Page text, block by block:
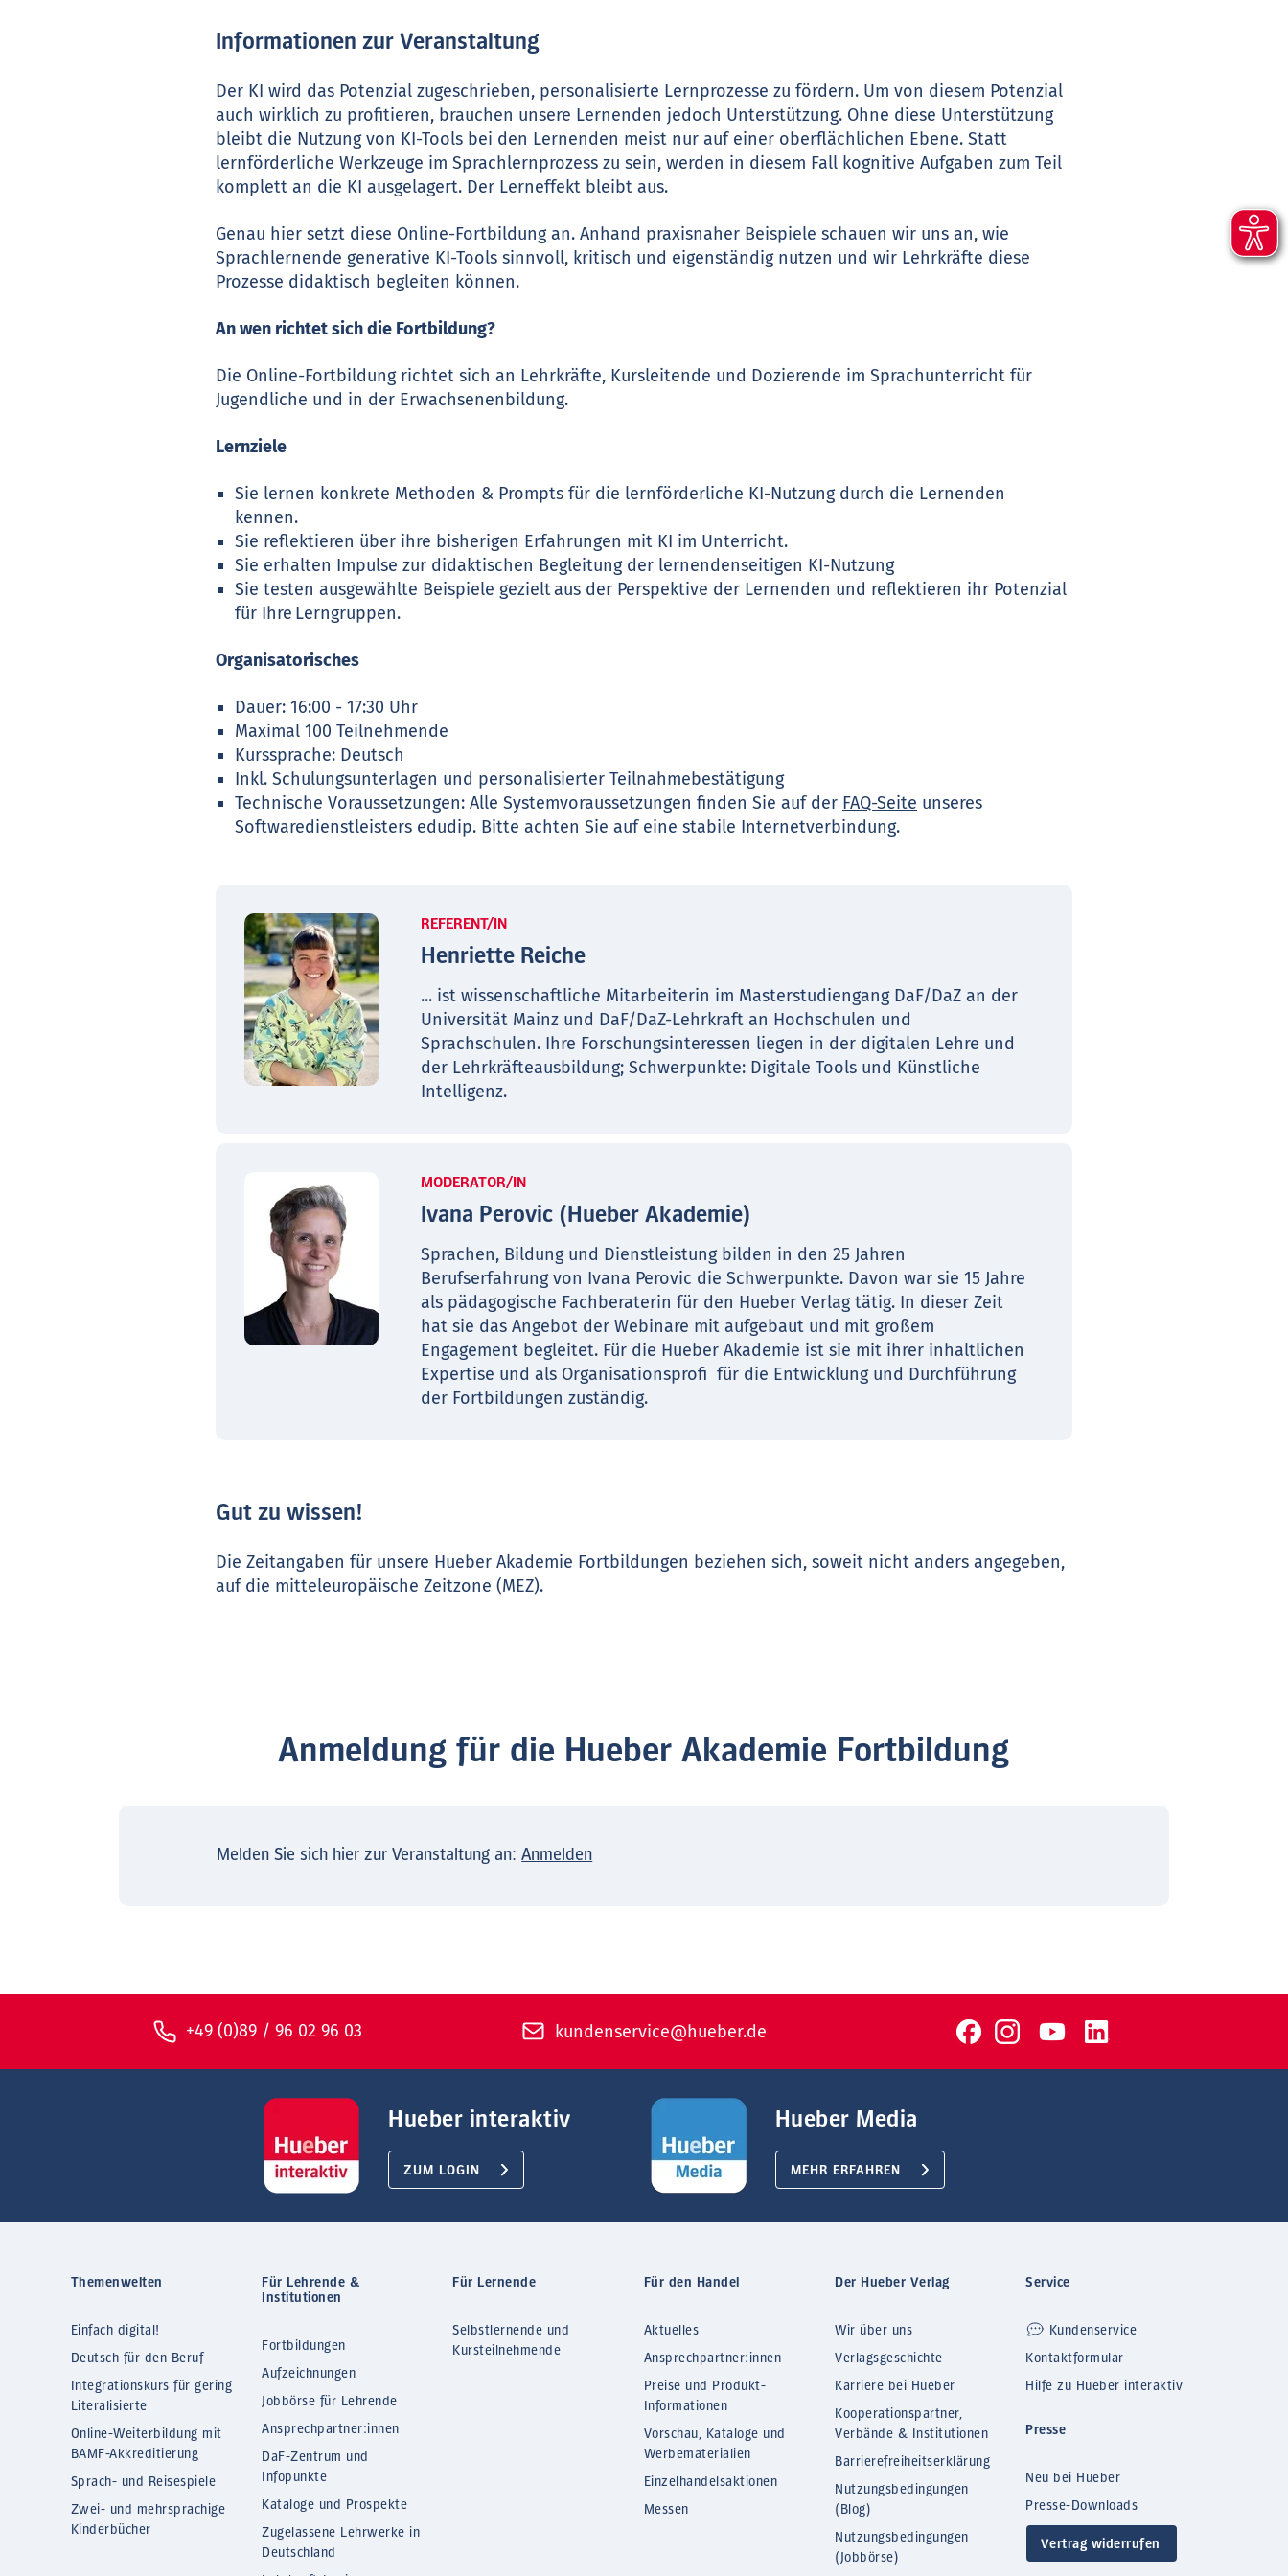
Informationen zur Veranstaltung
Der KI wird das Potenzial zugeschrieben, personalisierte Lernprozesse zu fördern. Um von diesem Potenzial
auch wirklich zu profitieren, brauchen unsere Lernenden jedoch Unterstützung. Ohne diese Unterstützung
bleibt die Nutzung von KI-Tools bei den Lernenden meist nur auf einer oberflächlichen Ebene. Statt
lernförderliche Werkzeuge im Sprachlernprozess zu sein, werden in diesem Fall kognitive Aufgaben zum Teil
komplett an die KI ausgelagert. Der Lerneffekt bleibt aus.
Genau hier setzt diese Online-Fortbildung an. Anhand praxisnaher Beispiele schauen wir uns an, wie
Sprachlernende generative KI-Tools sinnvoll, kritisch und eigenständig nutzen und wir Lehrkräfte diese
Prozesse didaktisch begleiten können.
An wen richtet sich die Fortbildung?
Die Online-Fortbildung richtet sich an Lehrkräfte, Kursleitende und Dozierende im Sprachunterricht für
Jugendliche und in der Erwachsenenbildung.
Lernziele
Sie lernen konkrete Methoden & Prompts für die lernförderliche KI-Nutzung durch die Lernenden
kennen.
Sie reflektieren über ihre bisherigen Erfahrungen mit KI im Unterricht.
Sie erhalten Impulse zur didaktischen Begleitung der lernendenseitigen KI-Nutzung
Sie testen ausgewählte Beispiele gezielt aus der Perspektive der Lernenden und reflektieren ihr Potenzial
für Ihre Lerngruppen.
Organisatorisches
Dauer: 16:00 - 17:30 Uhr
Maximal 100 Teilnehmende
Kurssprache: Deutsch
Inkl. Schulungsunterlagen und personalisierter Teilnahmebestätigung
Technische Voraussetzungen: Alle Systemvoraussetzungen finden Sie auf der FAQ-Seite unseres
Softwaredienstleisters edudip. Bitte achten Sie auf eine stabile Internetverbindung.
REFERENT/IN
Henriette Reiche
... ist wissenschaftliche Mitarbeiterin im Masterstudiengang DaF/DaZ an der
Universität Mainz und DaF/DaZ-Lehrkraft an Hochschulen und
Sprachschulen. Ihre Forschungsinteressen liegen in der digitalen Lehre und
der Lehrkräfteausbildung; Schwerpunkte: Digitale Tools und Künstliche
Intelligenz.
MODERATOR/IN
Ivana Perovic (Hueber Akademie)
Sprachen, Bildung und Dienstleistung bilden in den 25 Jahren
Berufserfahrung von Ivana Perovic die Schwerpunkte. Davon war sie 15 Jahre
als pädagogische Fachberaterin für den Hueber Verlag tätig. In dieser Zeit
hat sie das Angebot der Webinare mit aufgebaut und mit großem
Engagement begleitet. Für die Hueber Akademie ist sie mit ihrer inhaltlichen
Expertise und als Organisationsprofi für die Entwicklung und Durchführung
der Fortbildungen zuständig.
Gut zu wissen!
Die Zeitangaben für unsere Hueber Akademie Fortbildungen beziehen sich, soweit nicht anders angegeben,
auf die mitteleuropäische Zeitzone (MEZ).
Anmeldung für die Hueber Akademie Fortbildung
Melden Sie sich hier zur Veranstaltung an:Anmelden
+49 (0)89 / 96 02 96 03 kundenservice@hueber.de
Hueber interaktiv
ZUM LOGIN
Hueber Media
MEHR ERFAHREN
Themenwelten
Einfach digital!
Deutsch für den Beruf
Integrationskurs für gering
Literalisierte
Online-Weiterbildung mit
BAMF-Akkreditierung
Sprach- und Reisespiele
Zwei- und mehrsprachige
Kinderbücher
Für Lehrende &
Institutionen
Fortbildungen
Aufzeichnungen
Jobbörse für Lehrende
Ansprechpartner:innen
DaF-Zentrum und
Infopunkte
Kataloge und Prospekte
Zugelassene Lehrwerke in
Deutschland
Für Lernende
Selbstlernende und
Kursteilnehmende
Für den Handel
Aktuelles
Ansprechpartner:innen
Preise und Produkt-
Informationen
Vorschau, Kataloge und
Werbematerialien
Einzelhandelsaktionen
Messen
Der Hueber Verlag
Wir über uns
Verlagsgeschichte
Karriere bei Hueber
Kooperationspartner,
Verbände & Institutionen
Barrierefreiheitserklärung
Nutzungsbedingungen
(Blog)
Nutzungsbedingungen
(Jobbörse)
Service
Kundenservice
Kontaktformular
Hilfe zu Hueber interaktiv
Presse
Neu bei Hueber
Presse-Downloads
Vertrag widerrufen